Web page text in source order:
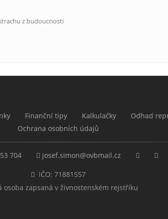
z budoucnosti
Finanční tipy Kalkulačky Odhad
Ochrana osobních údajů
704 josef.simon@ovbmail.cz
IČO: 71881557
osoba zapsaná v živnostenském rejstříku